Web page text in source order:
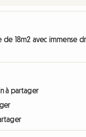
de 18m2 avec immense
à partager